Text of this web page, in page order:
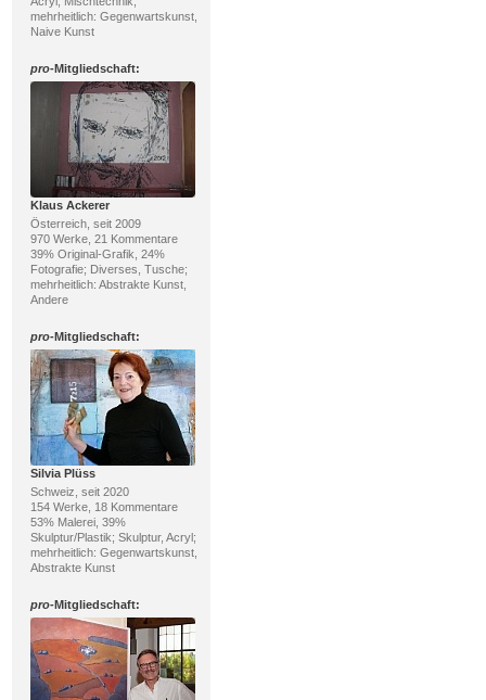
mehrheitlich: Gegenwartskunst,
Naive Kunst
pro-Mitgliedschaft:
Klaus Ackerer
Österreich, seit 2009
970 Werke, 21 Kommentare
39% Original-Grafik, 24%
Fotografie; Diverses, Tusche;
mehrheitlich: Abstrakte Kunst,
Andere
pro-Mitgliedschaft:
Silvia Plüss
Schweiz, seit 2020
154 Werke, 18 Kommentare
53% Malerei, 39%
Skulptur/Plastik; Skulptur, Acryl;
mehrheitlich: Gegenwartskunst,
Abstrakte Kunst
pro-Mitgliedschaft: